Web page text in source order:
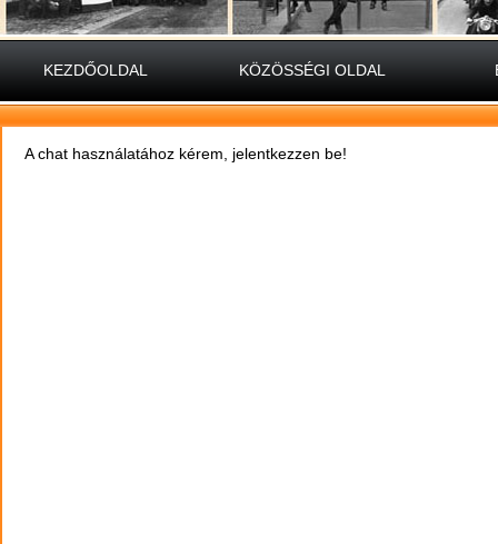
KEZDŐOLDAL KÖZÖSSÉGI OLDAL
A chat használatához kérem, jelentkezzen be!